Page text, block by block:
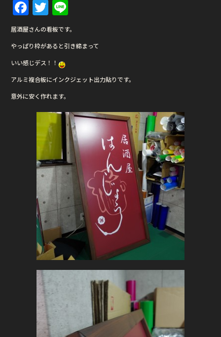
F
a
c
e
b
o
o
k
T
w
it
te
r
n
e
居酒屋さんの看板です。
やっぱり枠があると引き締まって
いい感じデス！！
アルミ複合板にインクジェット出力貼りです。
意外に安く作れます。